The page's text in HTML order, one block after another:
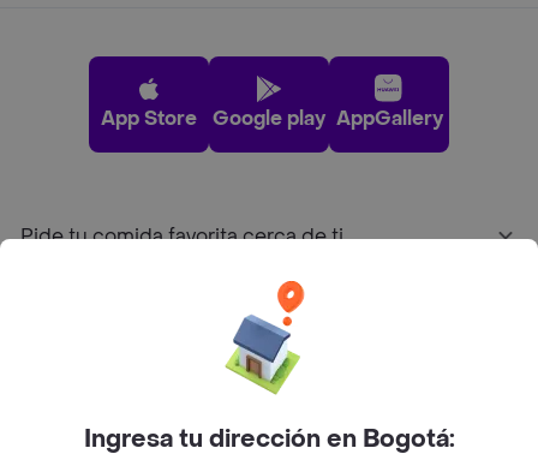
App Store Google play AppGallery
Pide tu comida favorita cerca de ti
Ingresa tu dirección en Bogotá: